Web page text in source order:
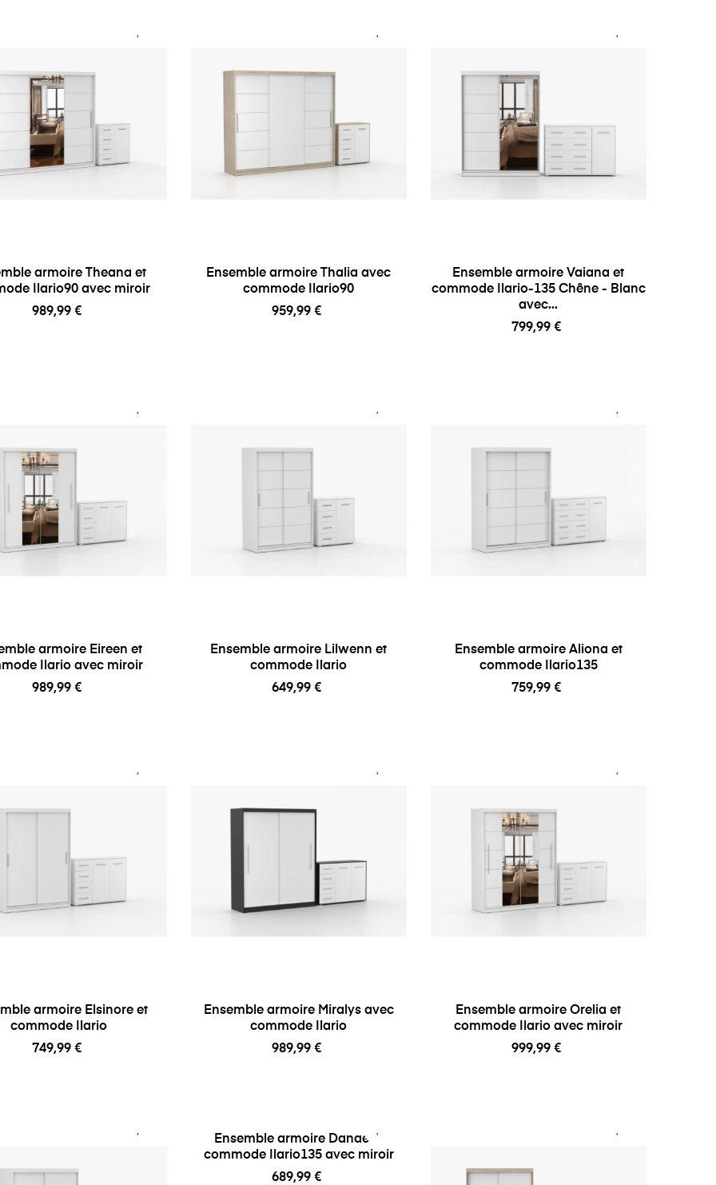
armoire Theana et
Ilario90 avec miroir
989,99 €
Ensemble armoire Thalia avec
commode Ilario90
959,99 €
Ensemble armoire Vaiana et
commode Ilario-135 Chêne - Blanc
avec...
799,99 €
armoire Eireen et
Ilario avec miroir
989,99 €
Ensemble armoire Lilwenn et
commode Ilario
649,99 €
Ensemble armoire Aliona et
commode Ilario135
759,99 €
armoire Elsinore et
commode Ilario
749,99 €
Ensemble armoire Miralys avec
commode Ilario
989,99 €
Ensemble armoire Orelia et
commode Ilario avec miroir
999,99 €
Ensemble armoire Danae et
commode Ilario135 avec miroir
689,99 €